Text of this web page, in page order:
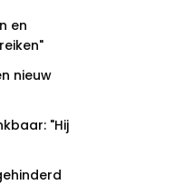
en
nieuw
"Hij